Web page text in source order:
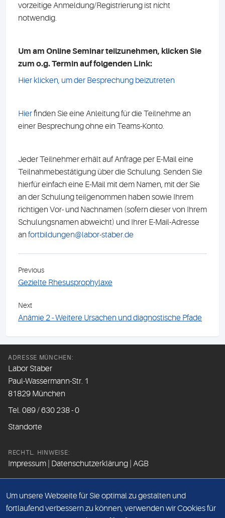
vorzeitige Anmeldung/Registrierung ist nicht
notwendig.
Um am Online Seminar teilzunehmen, klicken Sie
zum o.g. Termin auf folgenden Link:
Hier klicken, um der Besprechung beizutreten
Hierfinden Sie eine Anleitung für die Teilnehme an
einer Besprechung ohne ein Teams-Konto.
Jeder Teilnehmer erhält auf Anfrage per E-Mail eine
Teilnahmebestätigung über die Schulung. Senden Sie
hierfür einfach eine E-Mail mit dem Namen, mit der Sie
an der Schulung teilgenommen haben sowie Ihrem
richtigen Vor- und Nachnamen (sofern dieser von Ihrem
Schulungsnamen abweicht) und Ihrer E-Mail-Adresse
an fortbildungen@labor-staber.de
Previous
Gezielte Rhesusprophylaxe
Next
Anämie 2 - Weitere Ursachen und diagnostische Pfade
ADRESSE MÜNCHEN:
Labor Staber
Paul-Wassermann-Str. 1
81829 München
Tel. 089 / 630 238 - 0
Standorte
RECHTL. HINWEISE:
Impressum Datenschutzerklärung AGB
Um unsere Webseite für Sie optimal zu gestalten und
fortlaufend verbessern zu können, verwenden wir Cookies für